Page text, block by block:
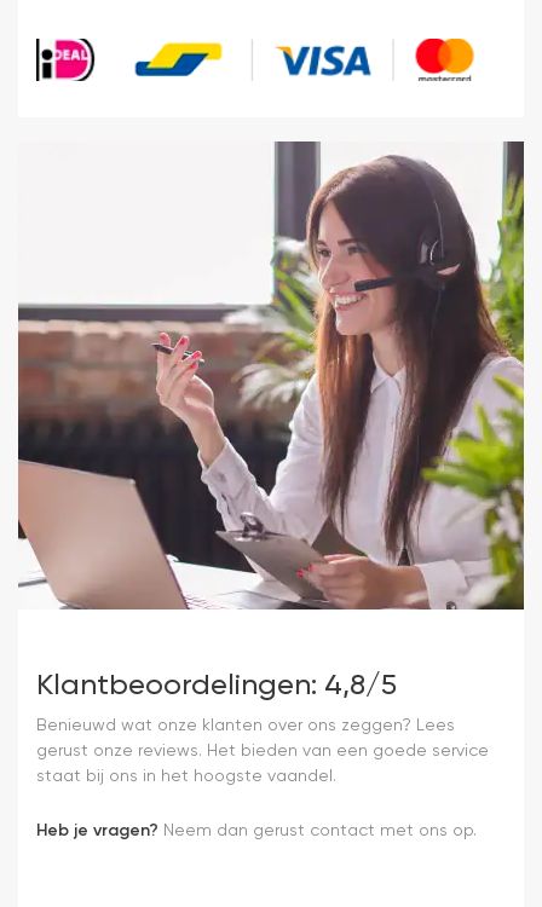
Klantbeoordelingen: 4,8/5
Benieuwd wat onze klanten over ons zeggen? Lees
gerust onze reviews. Het bieden van een goede service
staat bij ons in het hoogste vaandel.
Heb je vragen? Neem dan gerust contact met ons op.